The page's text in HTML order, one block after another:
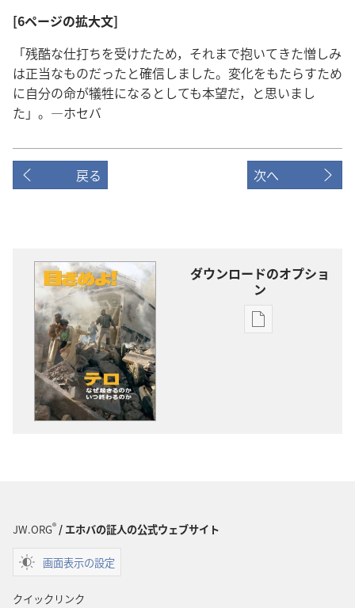
[6ページの拡大文]
「残酷な仕打ちを受けたため，それまで抱いてきた憎しみ
は正当なものだったと確信しました。変化をもたらすため
に自分の命が犠牲になるとしても本望だ，と思いまし
た」。―ホセバ
戻る 次へ
ダウンロードのオプショ
ン
出
JW.ORG®/ エホバの証人の公式ウェブサイト
画面表示の設定
クイックリンク